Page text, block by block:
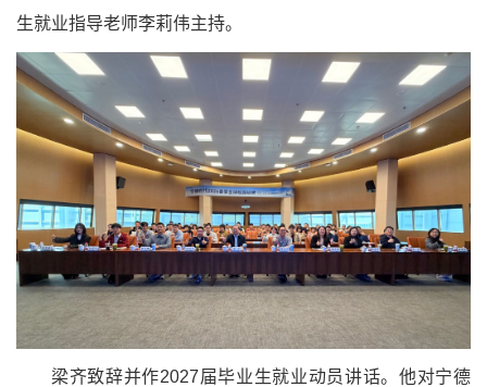
生就业指导老师李莉伟主持。
梁齐致辞并作2027届毕业生就业动员讲话。他对宁德